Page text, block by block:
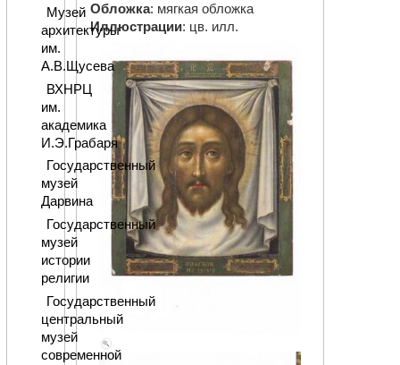
Обложка: мягкая обложка
Иллюстрации: цв. илл.
Музей
архитектуры
им.
А.В.Щусева
ВХНРЦ
им.
академика
И.Э.Грабаря
Государственный
музей
Дарвина
Государственный
музей
истории
религии
Государственный
центральный
музей
современной